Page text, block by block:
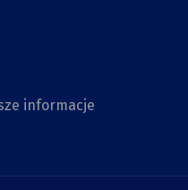
informacje